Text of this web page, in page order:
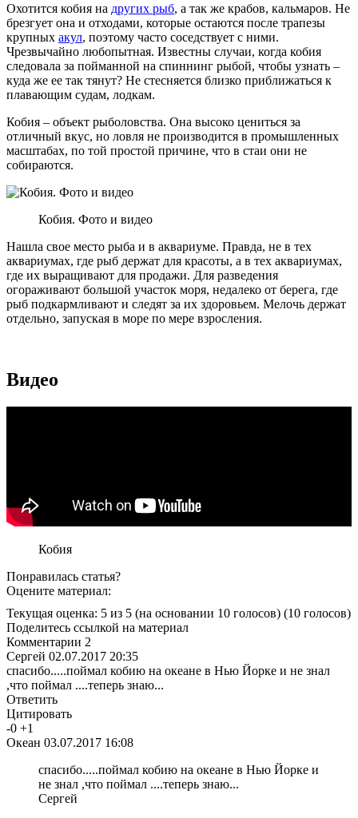
Охотится кобия на других рыб, а так же крабов, кальмаров. Не
брезгует она и отходами, которые остаются после трапезы
крупных акул, поэтому часто соседствует с ними.
Чрезвычайно любопытная. Известны случаи, когда кобия
следовала за пойманной на спиннинг рыбой, чтобы узнать –
куда же ее так тянут? Не стесняется близко приближаться к
плавающим судам, лодкам.
Кобия – объект рыболовства. Она высоко цениться за
отличный вкус, но ловля не производится в промышленных
масштабах, по той простой причине, что в стаи они не
собираются.
Кобия. Фото и видео
Нашла свое место рыба и в аквариуме. Правда, не в тех
аквариумах, где рыб держат для красоты, а в тех аквариумах,
где их выращивают для продажи. Для разведения
огораживают большой участок моря, недалеко от берега, где
рыб подкармливают и следят за их здоровьем. Мелочь держат
отдельно, запуская в море по мере взросления.
Видео
Кобия
Понравилась статья?
Оцените материал:
Текущая оценка: 5 из 5 (на основании 10 голосов) (10 голосов)
Поделитесь ссылкой на материал
Комментарии 2
Сергей 02.07.2017 20:35
спасибо.....поймал кобию на океане в Нью Йорке и не знал
,что поймал ....теперь знаю...
Ответить
Цитировать
-0 +1
Океан 03.07.2017 16:08
спасибо.....поймал кобию на океане в Нью Йорке и
не знал ,что поймал ....теперь знаю...
Сергей